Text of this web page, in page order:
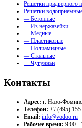
Решетки придверного
Решетки водоприемные
— Бетонные
— Из нержавейки
— Медные
— Пластиковые
— Полиамидные
— Стальные
— Чугунные
Контакты
Адрес: г. Наро-
Телефон: +7 (495)
Email: info@vodoo.ru
Рабочее время: 9:00 -